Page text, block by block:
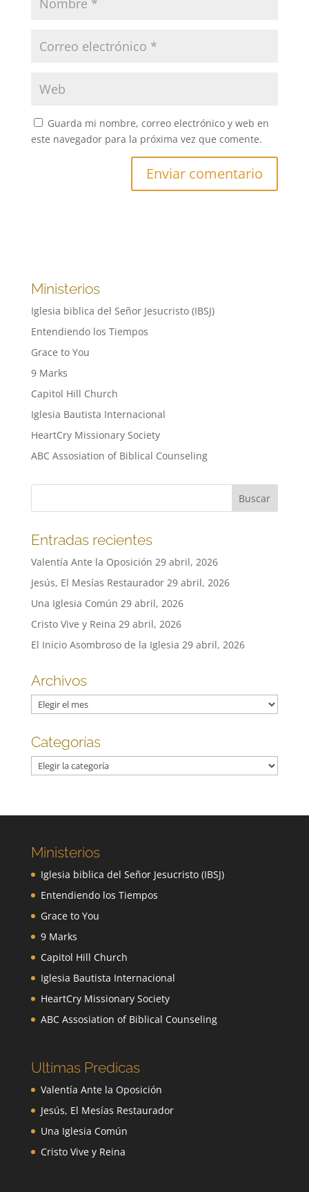
Guarda mi nombre, correo electrónico y web en
este navegador para la próxima vez que comente.
Ministerios
Iglesia biblica del Señor Jesucristo (IBSJ)
Entendiendo los Tiempos
Grace to You
9 Marks
Capitol Hill Church
Iglesia Bautista Internacional
HeartCry Missionary Society
ABC Assosiation of Biblical Counseling
Entradas recientes
Valentía Ante la Oposición 29 abril, 2026
Jesús, El Mesías Restaurador 29 abril, 2026
Una Iglesia Común 29 abril, 2026
Cristo Vive y Reina 29 abril, 2026
El Inicio Asombroso de la Iglesia 29 abril, 2026
Archivos
Archivos
Categorías
Categorías
Ministerios
Iglesia biblica del Señor Jesucristo (IBSJ)
Entendiendo los Tiempos
Grace to You
9 Marks
Capitol Hill Church
Iglesia Bautista Internacional
HeartCry Missionary Society
ABC Assosiation of Biblical Counseling
Ultimas Predicas
Valentía Ante la Oposición
Jesús, El Mesías Restaurador
Una Iglesia Común
Cristo Vive y Reina